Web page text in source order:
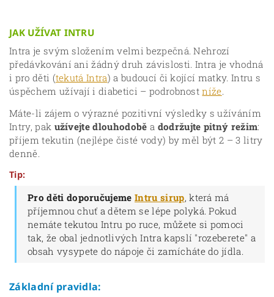
JAK UŽÍVAT INTRU
Intra je svým složením velmi bezpečná. Nehrozí
předávkování ani žádný druh závislosti. Intra je vhodná
i pro děti (tekutá Intra) a budoucí či kojící matky. Intru s
úspěchem užívají i diabetici – podrobnostníže.
Máte-li zájem o výrazné pozitivní výsledky s užíváním
Intry, pak užívejte dlouhodobě a dodržujte pitný režim:
příjem tekutin (nejlépe čisté vody) by měl být 2 – 3 litry
denně.
Tip:
Pro děti doporučujemeIntru sirup, která má
příjemnou chuť a dětem se lépe polyká. Pokud
nemáte tekutou Intru po ruce, můžete si pomoci
tak, že obal jednotlivých Intra kapslí "rozeberete" a
obsah vysypete do nápoje či zamícháte do jídla.
Základní pravidla: